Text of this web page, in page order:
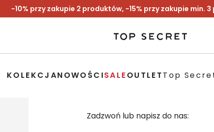
-10% przy zakupie 2 produktów, -15% przy zakupie min.
KOLEKCJANOWOŚCISALEOUTLETTop
Zadzwoń lub napisz do nas: